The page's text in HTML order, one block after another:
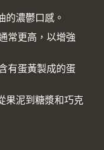
的濃鬱口感。
常更高，以增強
有蛋黃製成的蛋
果泥到糖漿和巧克